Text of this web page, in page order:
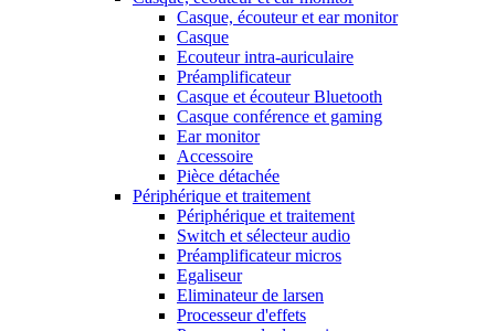
Casque, écouteur et ear monitor
Casque
Ecouteur intra-auriculaire
Préamplificateur
Casque et écouteur Bluetooth
Casque conférence et gaming
Ear monitor
Accessoire
Pièce détachée
Périphérique et traitement
Périphérique et traitement
Switch et sélecteur audio
Préamplificateur micros
Egaliseur
Eliminateur de larsen
Processeur d'effets